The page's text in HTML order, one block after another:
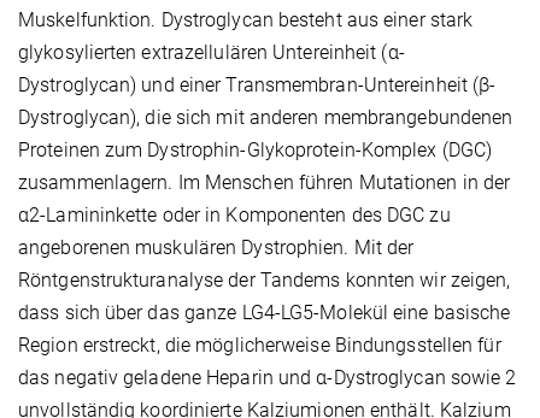
Muskelfunktion. Dystroglycan besteht aus einer stark
glykosylierten extrazellulären Untereinheit (α-
Dystroglycan) und einer Transmembran-Untereinheit (β-
Dystroglycan), die sich mit anderen membrangebundenen
Proteinen zum Dystrophin-Glykoprotein-Komplex (DGC)
zusammenlagern. Im Menschen führen Mutationen in der
α2-Lamininkette oder in Komponenten des DGC zu
angeborenen muskulären Dystrophien. Mit der
Röntgenstrukturanalyse der Tandems konnten wir zeigen,
dass sich über das ganze LG4-LG5-Molekül eine basische
Region erstreckt, die möglicherweise Bindungsstellen für
das negativ geladene Heparin und α-Dystroglycan sowie 2
unvollständig koordinierte Kalziumionen enthält. Kalzium